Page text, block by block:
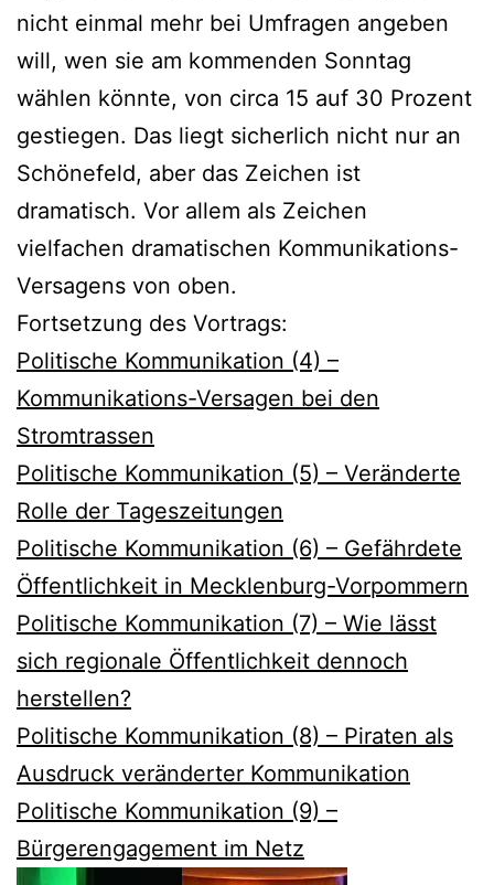
nicht einmal mehr bei Umfragen angeben
will, wen sie am kommenden Sonntag
wählen könnte, von circa 15 auf 30 Prozent
gestiegen. Das liegt sicherlich nicht nur an
Schönefeld, aber das Zeichen ist
dramatisch. Vor allem als Zeichen
vielfachen dramatischen Kommunikations-
Versagens von oben.
Fortsetzung des Vortrags:
Politische Kommunikation (4) –
Kommunikations-Versagen bei den
Stromtrassen
Politische Kommunikation (5) – Veränderte
Rolle der Tageszeitungen
Politische Kommunikation (6) – Gefährdete
Öffentlichkeit in Mecklenburg-Vorpommern
Politische Kommunikation (7) – Wie lässt
sich regionale Öffentlichkeit dennoch
herstellen?
Politische Kommunikation (8) – Piraten als
Ausdruck veränderter Kommunikation
Politische Kommunikation (9) –
Bürgerengagement im Netz